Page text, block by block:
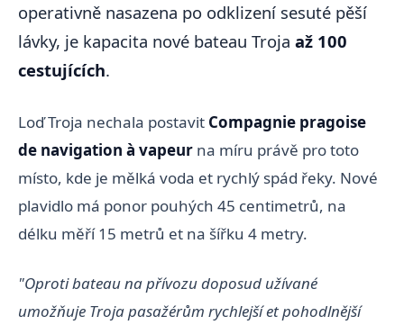
operativně nasazena po odklizení sesuté pěší
lávky, je kapacita nové bateau Troja až 100
cestujících.
Loď Troja nechala postavit Compagnie pragoise
de navigation à vapeur na míru právě pro toto
místo, kde je mělká voda et rychlý spád řeky. Nové
plavidlo má ponor pouhých 45 centimetrů, na
délku měří 15 metrů et na šířku 4 metry.
"Oproti bateau na přívozu doposud užívané
umožňuje Troja pasažérům rychlejší et pohodlnější